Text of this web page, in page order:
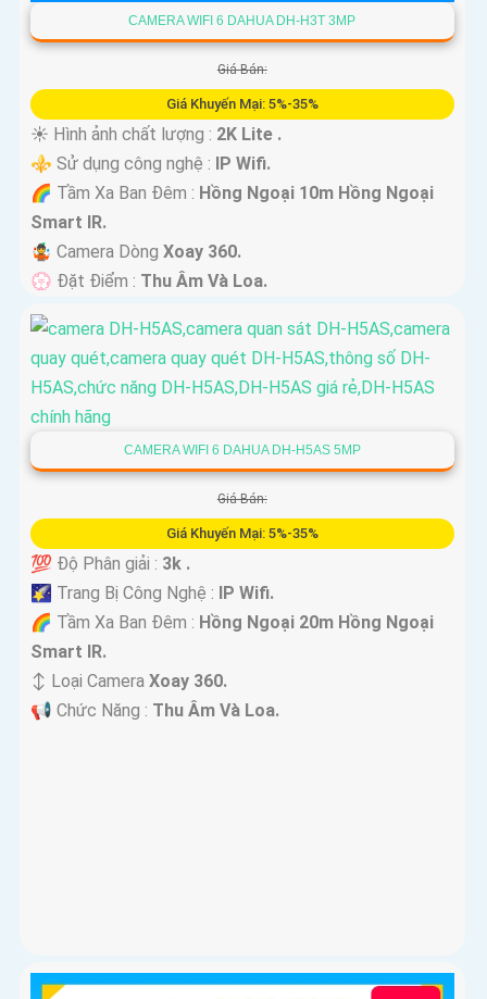
CAMERA WIFI 6 DAHUA DH-H3T 3MP
Giá Bán:
Giá Khuyến Mại: 5%-35%
☀️ Hình ảnh chất lượng : 2K Lite .
⚜️ Sử dụng công nghệ : IP Wifi.
🌈 Tầm Xa Ban Đêm : Hồng Ngoại 10m Hồng Ngoại
Smart IR.
🤹 Camera Dòng Xoay 360.
️💮 Đặt Điểm : Thu Âm Và Loa.
CAMERA WIFI 6 DAHUA DH-H5AS 5MP
Giá Bán:
Giá Khuyến Mại: 5%-35%
💯 Độ Phân giải : 3k .
🌠 Trang Bị Công Nghệ : IP Wifi.
🌈 Tầm Xa Ban Đêm : Hồng Ngoại 20m Hồng Ngoại
Smart IR.
↕️ Loại Camera Xoay 360.
️📢 Chức Năng : Thu Âm Và Loa.